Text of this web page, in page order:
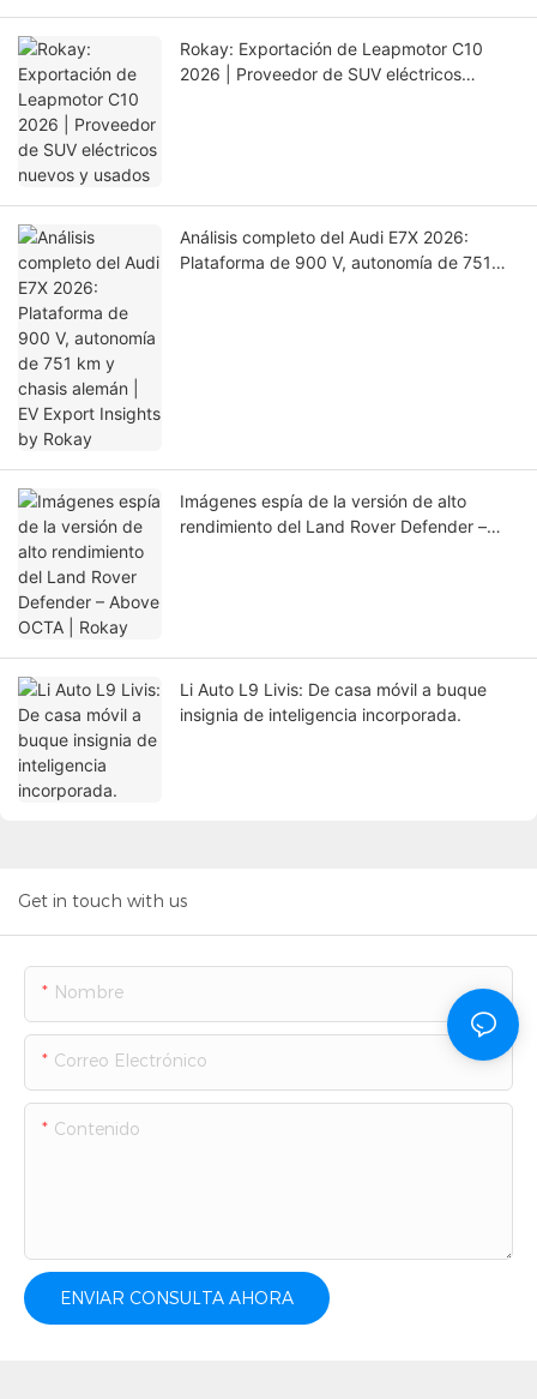
Rokay: Exportación de Leapmotor C10
2026 | Proveedor de SUV eléctricos
Análisis completo del Audi E7X 2026:
Plataforma de 900 V, autonomía de 751
Imágenes espía de la versión de alto
rendimiento del Land Rover Defender –
Li Auto L9 Livis: De casa móvil a buque
insignia de inteligencia incorporada.
Get in touch with us
Nombre
Correo Electrónico
Contenido
ENVIAR CONSULTA AHORA